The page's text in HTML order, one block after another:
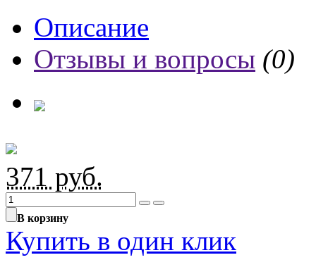
Описание
Отзывы и вопросы (0)
371 руб.
В корзину
Купить в один клик